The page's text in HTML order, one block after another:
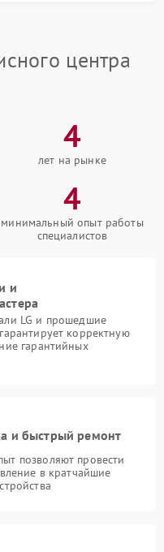
центра
4
лет на рынке
4
минимальный опыт работы
специалистов
и
LG и прошедшие
корректную
гарантийных
и быстрый ремонт
позволяют провести
в кратчайшие